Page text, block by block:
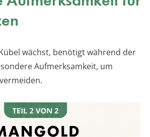
wächst, benötigt während der
Aufmerksamkeit, um